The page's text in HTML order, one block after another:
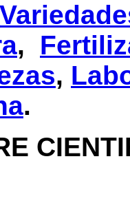
,
,
.